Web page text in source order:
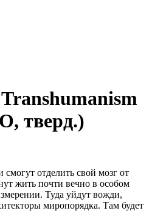
тверд.)
отделить свой мозг от
жить почти вечно в особом
Туда уйдут вожди,
миропорядка. Там будет